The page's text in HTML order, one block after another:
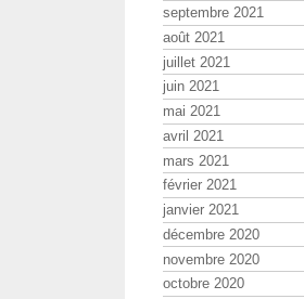
septembre 2021
août 2021
juillet 2021
juin 2021
mai 2021
avril 2021
mars 2021
février 2021
janvier 2021
décembre 2020
novembre 2020
octobre 2020